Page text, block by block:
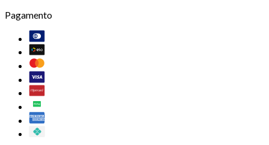
Pagamento